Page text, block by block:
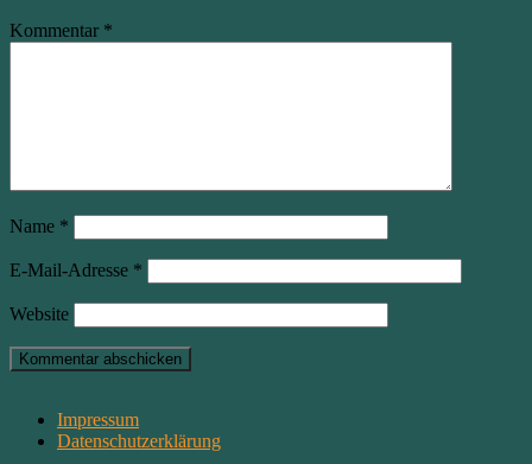
Kommentar *
Name *
E-Mail-Adresse *
Website
Impressum
Datenschutzerklärung